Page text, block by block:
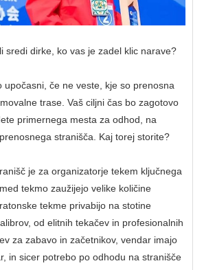
sredi dirke, ko vas je zadel klic narave?
upočasni, če ne veste, kje so prenosna
trase. Vaš ciljni čas bo zagotovo
primernega mesta za odhod, na
stranišča. Kaj torej storite?
je za organizatorje tekem ključnega
tekmo zaužijejo velike količine
tekme privabijo na stotine
od elitnih tekačev in profesionalnih
za zabavo in začetnikov, vendar imajo
in sicer potrebo po odhodu na stranišče